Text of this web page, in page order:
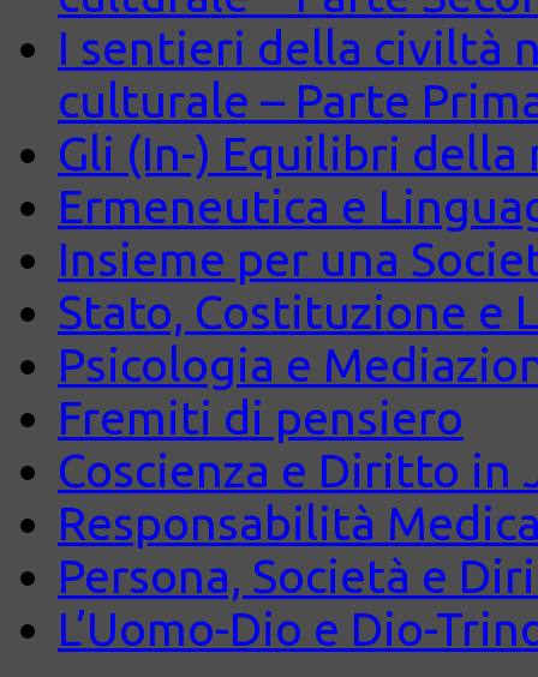
I sentieri della civiltà
culturale – Parte
Gli (In-) Equilibri della
Ermeneutica e
Insieme per una
Stato, Costituzione e
Psicologia e
Fremiti di pensiero
Coscienza e Diritto in
Responsabilità
Persona, Società e
L’Uomo-Dio e Dio-